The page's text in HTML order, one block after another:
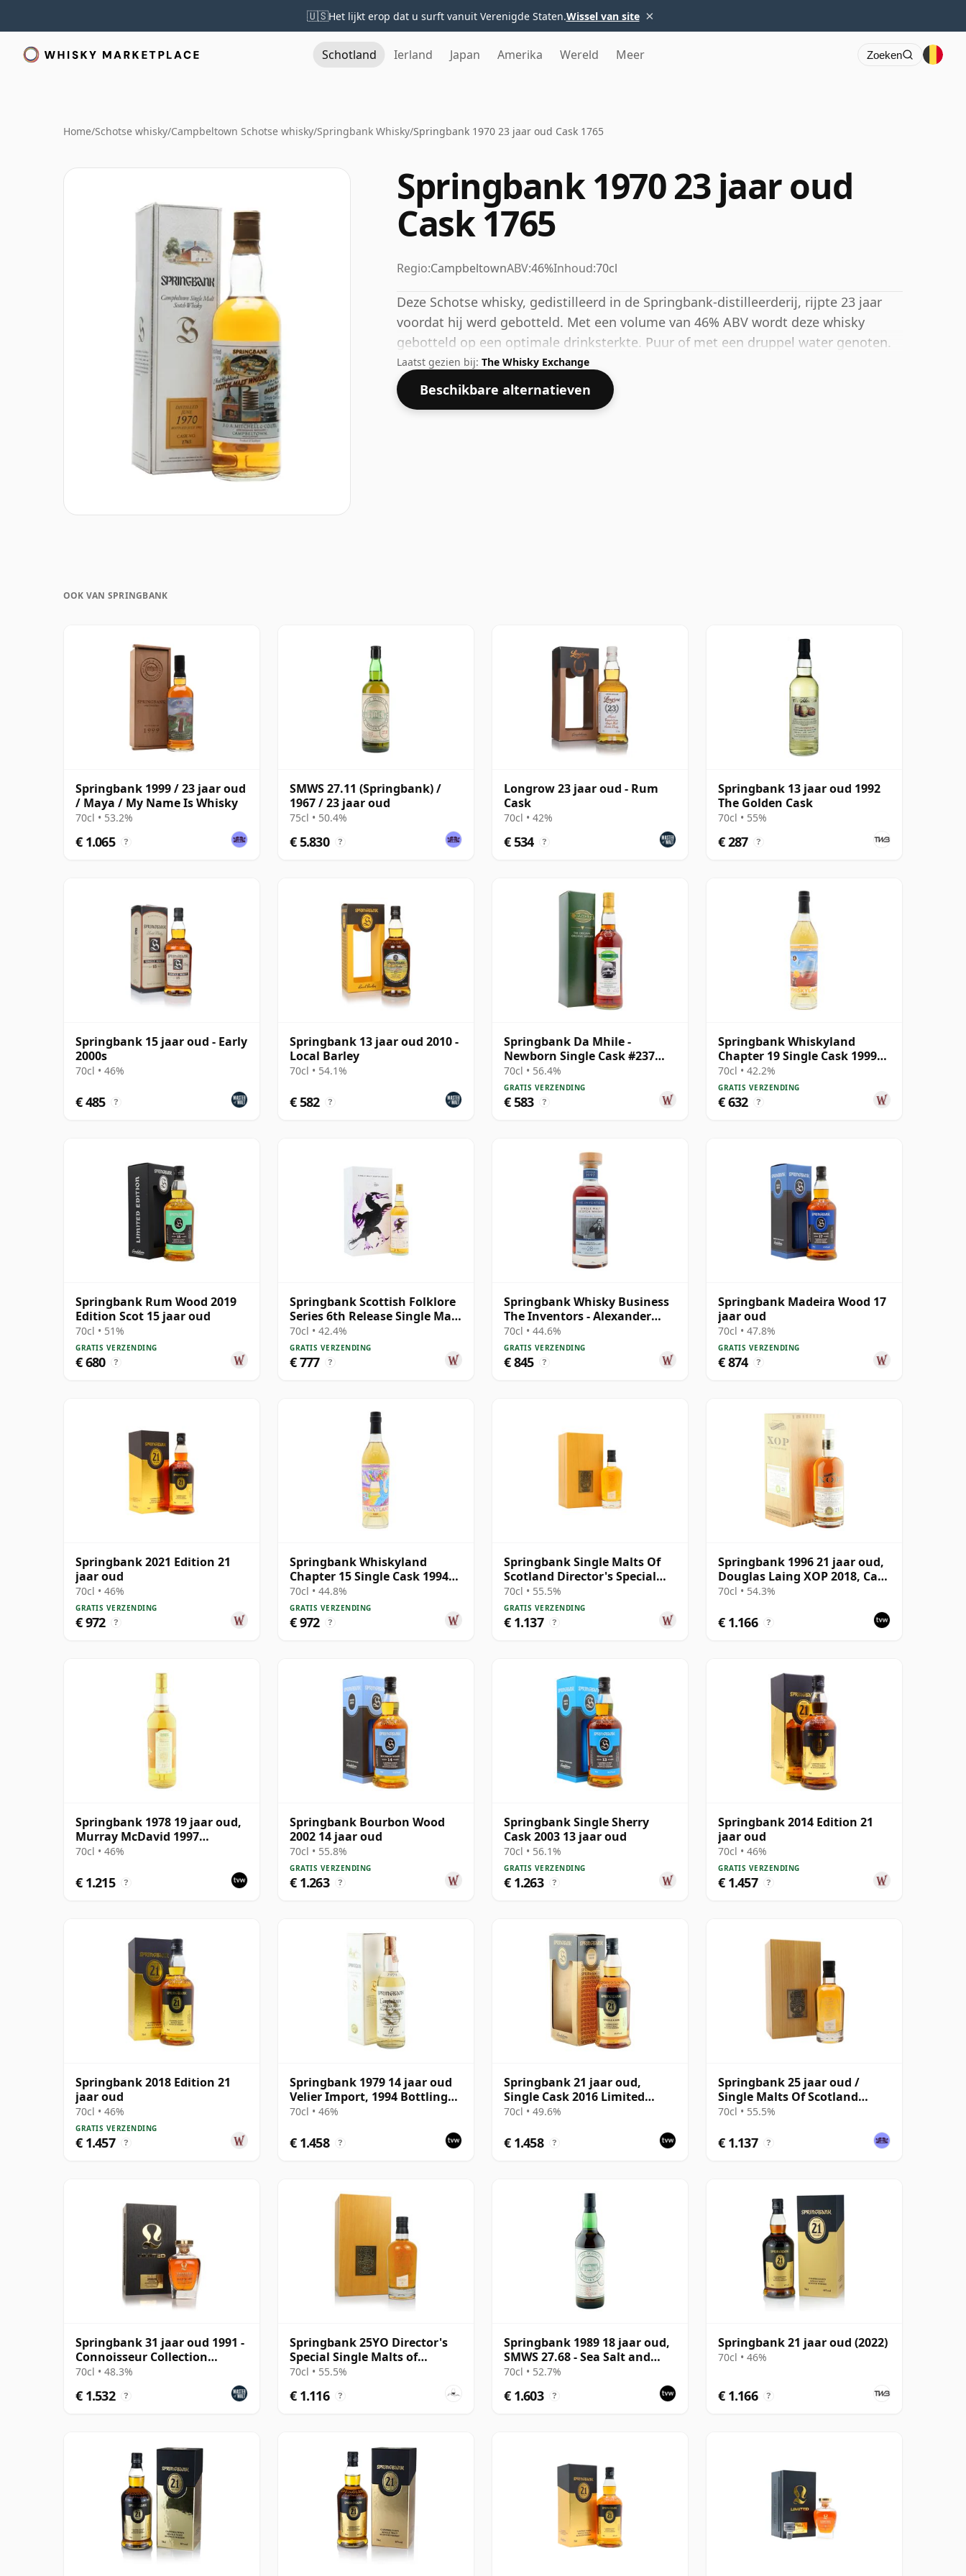
🇺🇸Het lijkt erop dat u surft vanuit Verenigde Staten.Wissel van site ×
Schotland Ierland Japan Amerika Wereld Meer Zoeken
Home/Schotse whisky/Campbeltown Schotse whisky/Springbank Whisky/Springbank 1970 23 jaar oud Cask 1765
Springbank 1970 23 jaar oud
Cask 1765
Regio:CampbeltownABV:46%Inhoud:70cl
Deze Schotse whisky, gedistilleerd in de Springbank-distilleerderij, rijpte 23 jaar
voordat hij werd gebotteld. Met een volume van 46% ABV wordt deze whisky
gebotteld op een optimale drinksterkte. Puur of met een druppel water genoten.
Laatst gezien bij: The Whisky Exchange
Beschikbare alternatieven
OOK VAN SPRINGBANK
Springbank 1999 / 23 jaar oud
/ Maya / My Name Is Whisky
70cl • 53.2%
€ 1.065 ?
SMWS 27.11 (Springbank) /
1967 / 23 jaar oud
75cl • 50.4%
€ 5.830 ?
Longrow 23 jaar oud - Rum
Cask
70cl • 42%
€ 534 ?
Springbank 13 jaar oud 1992
The Golden Cask
70cl • 55%
€ 287 ?
Springbank 15 jaar oud - Early
2000s
70cl • 46%
€ 485 ?
Springbank 13 jaar oud 2010 -
Local Barley
70cl • 54.1%
€ 582 ?
Springbank Da Mhile -
Newborn Single Cask #237
1992 15 jaar oud
70cl • 56.4%
GRATIS VERZENDING
€ 583 ?
Springbank Whiskyland
Chapter 19 Single Cask 1999
25 jaar oud
70cl • 42.2%
GRATIS VERZENDING
€ 632 ?
Springbank Rum Wood 2019
Edition Scot 15 jaar oud
70cl • 51%
GRATIS VERZENDING
€ 680 ?
Springbank Scottish Folklore
Series 6th Release Single Malt
S 2000 21 jaar oud
70cl • 42.4%
GRATIS VERZENDING
€ 777 ?
Springbank Whisky Business
The Inventors - Alexander
Graham B 1997 28 jaar oud
70cl • 44.6%
GRATIS VERZENDING
€ 845 ?
Springbank Madeira Wood 17
jaar oud
70cl • 47.8%
GRATIS VERZENDING
€ 874 ?
Springbank 2021 Edition 21
jaar oud
70cl • 46%
GRATIS VERZENDING
€ 972 ?
Springbank Whiskyland
Chapter 15 Single Cask 1994
30 jaar oud
70cl • 44.8%
GRATIS VERZENDING
€ 972 ?
Springbank Single Malts Of
Scotland Director's Special
Scotch 25 jaar oud
70cl • 55.5%
GRATIS VERZENDING
€ 1.137 ?
Springbank 1996 21 jaar oud,
Douglas Laing XOP 2018, Cask
12379
70cl • 54.3%
€ 1.166 ?
Springbank 1978 19 jaar oud,
Murray McDavid 1997
Bottling
70cl • 46%
€ 1.215 ?
Springbank Bourbon Wood
2002 14 jaar oud
70cl • 55.8%
GRATIS VERZENDING
€ 1.263 ?
Springbank Single Sherry
Cask 2003 13 jaar oud
70cl • 56.1%
GRATIS VERZENDING
€ 1.263 ?
Springbank 2014 Edition 21
jaar oud
70cl • 46%
GRATIS VERZENDING
€ 1.457 ?
Springbank 2018 Edition 21
jaar oud
70cl • 46%
GRATIS VERZENDING
€ 1.457 ?
Springbank 1979 14 jaar oud
Velier Import, 1994 Bottling
with Box
70cl • 46%
€ 1.458 ?
Springbank 21 jaar oud,
Single Cask 2016 Limited
Edition with Box - Oloroso
70cl • 49.6%
€ 1.458 ?
Springbank 25 jaar oud /
Single Malts Of Scotland
Director's Special
70cl • 55.5%
€ 1.137 ?
Springbank 31 jaar oud 1991 -
Connoisseur Collection
(Limited)
70cl • 48.3%
€ 1.532 ?
Springbank 25YO Director's
Special Single Malts of
Scotland
70cl • 55.5%
€ 1.116 ?
Springbank 1989 18 jaar oud,
SMWS 27.68 - Sea Salt and
Pork Crackling
70cl • 52.7%
€ 1.603 ?
Springbank 21 jaar oud (2022)
70cl • 46%
€ 1.166 ?